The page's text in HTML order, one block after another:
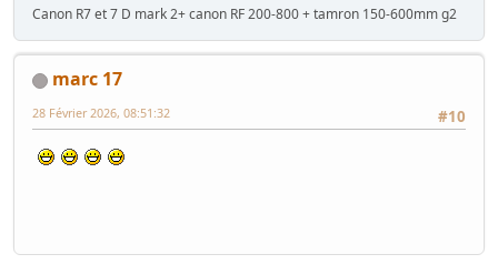
Canon R7 et 7 D mark 2+ canon RF 200-800 + tamron 150-600mm g2
marc 17
#10
28 Février 2026, 08:51:32